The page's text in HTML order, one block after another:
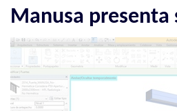
Manusa